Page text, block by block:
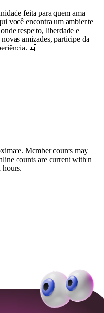
feita para quem ama
você encontra um ambiente
respeito, liberdade e
amizades, participe da
🍒
Member counts may
counts are current within
hours.